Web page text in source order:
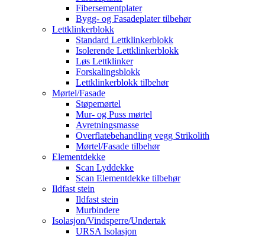
Fibersementplater
Bygg- og Fasadeplater tilbehør
Lettklinkerblokk
Standard Lettklinkerblokk
Isolerende Lettklinkerblokk
Løs Lettklinker
Forskalingsblokk
Lettklinkerblokk tilbehør
Mørtel/Fasade
Støpemørtel
Mur- og Puss mørtel
Avretningsmasse
Overflatebehandling vegg Strikolith
Mørtel/Fasade tilbehør
Elementdekke
Scan Lyddekke
Scan Elementdekke tilbehør
Ildfast stein
Ildfast stein
Murbindere
Isolasjon/Vindsperre/Undertak
URSA Isolasjon